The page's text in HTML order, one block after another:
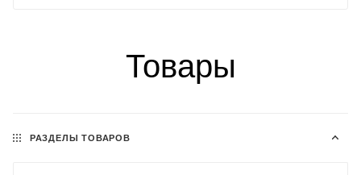
Товары
РАЗДЕЛЫ ТОВАРОВ